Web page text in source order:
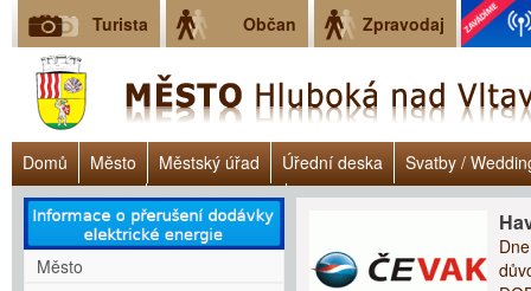
Turista Občan Zpravodaj
Domů Město Městský úřad Úřední deska
Svatby /
Úřad práce ČR
Lokalita Janoch Dluhové poradenství - Clověk
Město
Dne